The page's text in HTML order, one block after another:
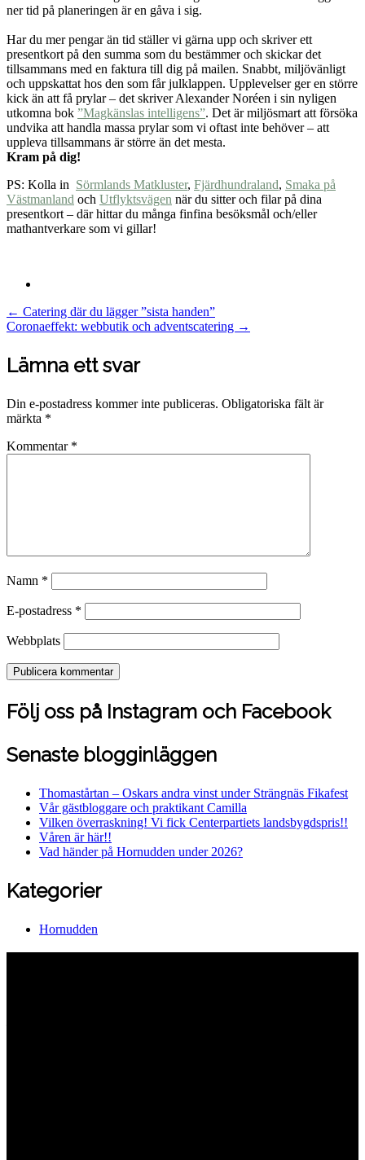
ner tid på planeringen är en gåva i sig.
Har du mer pengar än tid ställer vi gärna upp och skriver ett
presentkort på den summa som du bestämmer och skickar det
tillsammans med en faktura till dig på mailen. Snabbt, miljövänligt
och uppskattat hos den som får julklappen. Upplevelser ger en större
kick än att få prylar – det skriver Alexander Noréen i sin nyligen
utkomna bok ”Magkänslas intelligens”. Det är miljösmart att försöka
undvika att handla massa prylar som vi oftast inte behöver – att
uppleva tillsammans är större än det mesta.
Kram på dig!
PS: Kolla in Sörmlands Matkluster, Fjärdhundraland, Smaka på
Västmanland och Utflyktsvägen när du sitter och filar på dina
presentkort – där hittar du många finfina besöksmål och/eller
mathantverkare som vi gillar!
Post
navigation
← Catering där du lägger ”sista handen”
Coronaeffekt: webbutik och adventscatering →
Lämna ett svar
Din e-postadress kommer inte publiceras. Obligatoriska fält är
märkta *
Kommentar *
Namn *
E-postadress *
Webbplats
Följ oss på Instagram och Facebook
Senaste blogginläggen
Thomastårtan – Oskars andra vinst under Strängnäs Fikafest
Vår gästbloggare och praktikant Camilla
Vilken överraskning! Vi fick Centerpartiets landsbygdspris!!
Våren är här!!
Vad händer på Hornudden under 2026?
Kategorier
Hornudden